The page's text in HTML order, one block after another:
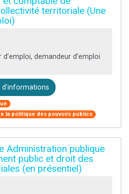
territoriale (Une
demandeur d’emploi
d'informations
la politique des pouvoirs publics
Administration publique
public et droit des
(en présentiel)